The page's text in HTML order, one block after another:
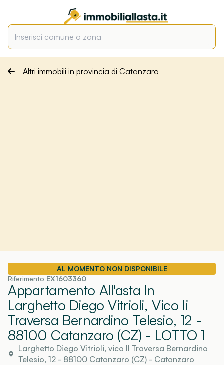
Altri immobili in provincia di Catanzaro
AL MOMENTO NON DISPONIBILE
Riferimento EX1603360
Appartamento All'asta In
Larghetto Diego Vitrioli, Vico Ii
Traversa Bernardino Telesio, 12 -
88100 Catanzaro (CZ) - LOTTO 1
Larghetto Diego Vitrioli, vico II Traversa Bernardino
Telesio, 12 - 88100 Catanzaro (CZ)- Catanzaro